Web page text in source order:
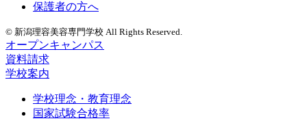
保護者の方へ
© 新潟理容美容専門学校 All Rights Reserved.
オープンキャンパス
資料請求
学校案内
学校理念・教育理念
国家試験合格率